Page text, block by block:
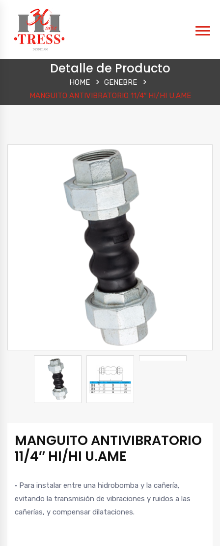
Detalle de Producto
HOME
GENEBRE
MANGUITO ANTIVIBRATORIO 11/4″ HI/HI U.AME
MANGUITO ANTIVIBRATORIO
11/4″ HI/HI U.AME
• Para instalar entre una hidrobomba y la cañería,
evitando la transmisión de vibraciones y ruidos a las
cañerías, y compensar dilataciones.